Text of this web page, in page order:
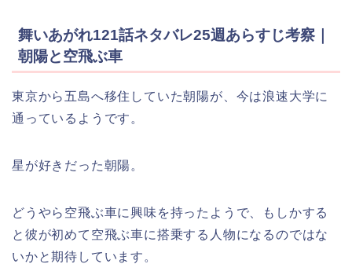
舞いあがれ121話ネタバレ25週あらすじ考察｜
朝陽と空飛ぶ車
東京から五島へ移住していた朝陽が、今は浪速大学に
通っているようです。
星が好きだった朝陽。
どうやら空飛ぶ車に興味を持ったようで、もしかする
と彼が初めて空飛ぶ車に搭乗する人物になるのではな
いかと期待しています。